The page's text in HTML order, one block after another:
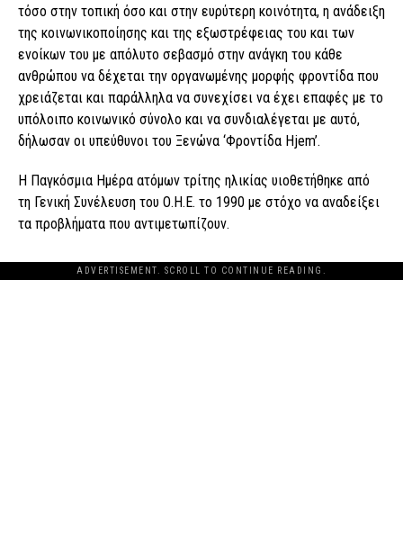
τόσο στην τοπική όσο και στην ευρύτερη κοινότητα, η ανάδειξη
της κοινωνικοποίησης και της εξωστρέφειας του και των
ενοίκων του με απόλυτο σεβασμό στην ανάγκη του κάθε
ανθρώπου να δέχεται την οργανωμένης μορφής φροντίδα που
χρειάζεται και παράλληλα να συνεχίσει να έχει επαφές με το
υπόλοιπο κοινωνικό σύνολο και να συνδιαλέγεται με αυτό,
δήλωσαν οι υπεύθυνοι του Ξενώνα ‘Φροντίδα Hjem’.
Η Παγκόσμια Ημέρα ατόμων τρίτης ηλικίας υιοθετήθηκε από
τη Γενική Συνέλευση του Ο.Η.Ε. το 1990 με στόχο να αναδείξει
τα προβλήματα που αντιμετωπίζουν.
ADVERTISEMENT. SCROLL TO CONTINUE READING.